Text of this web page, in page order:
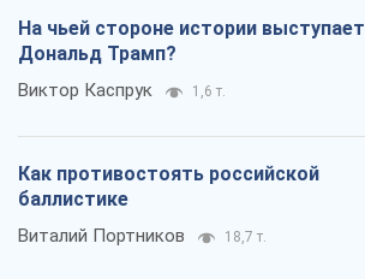
На чьей стороне истории выступает
Дональд Трамп?
Виктор Каспрук 1,6 т.
Как противостоять российской
баллистике
Виталий Портников 18,7 т.